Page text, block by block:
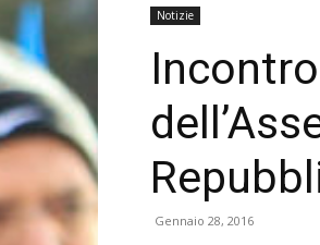
Notizie
Gennaio 28, 2016